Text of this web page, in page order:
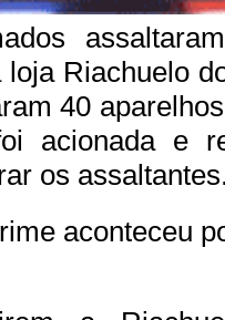
Riachuelo
40
acionada e
os
aconteceu